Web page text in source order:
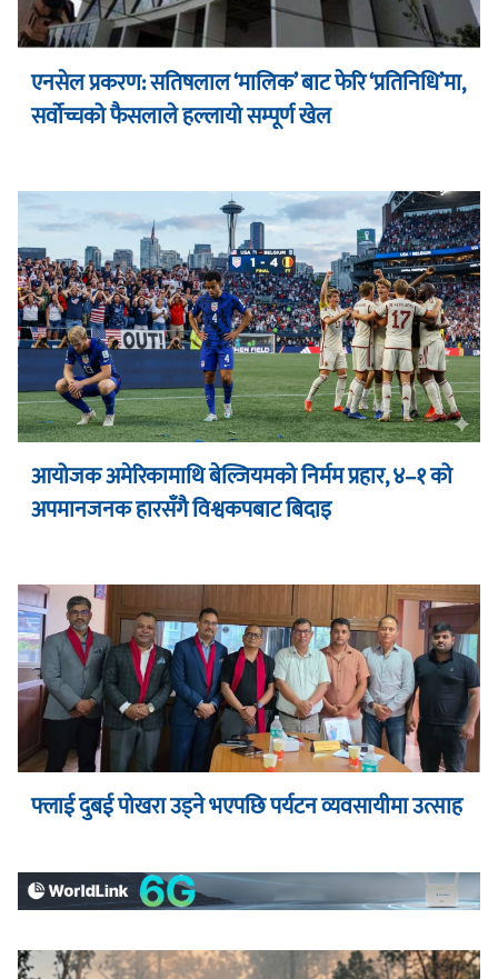
एनसेल प्रकरण: सतिषलाल ‘मालिक’ बाट फेरि ‘प्रतिनिधि’मा,
सर्वोच्चको फैसलाले हल्लायो सम्पूर्ण खेल
आयोजक अमेरिकामाथि बेल्जियमको निर्मम प्रहार, ४–१ को
अपमानजनक हारसँगै विश्वकपबाट बिदाइ
फ्लाई दुबई पोखरा उड्ने भएपछि पर्यटन व्यवसायीमा उत्साह